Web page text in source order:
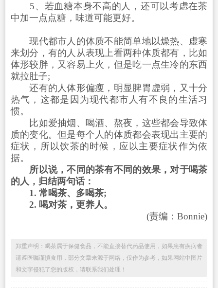
5、若血糖本身不高的人，还可以考虑在茶
中加一点点糖，味道可能更好。
现代都市人的体质不能简单地以燥热、虚寒
来划分，有的人从表现上看两种体质都有，比如
体形较胖，又容易上火，但是吃一点生冷的东西
就拉肚子;
还有的人体形偏瘦，明显脾胃虚弱，又十分
热气，这都是因为现代都市人有不良的生活习
惯。
比如爱抽烟、喝酒、熬夜，这些都会导致体
质的变化。但是每个人的体质都会表现出主要的
症状，所以饮茶的时候，应以主要症状作为依
据。
所以说，不同的茶有不同的效果，对于喝茶
的人，归结两句话：
1. 常喝茶、多喝茶;
2. 喝对茶，更养人。
(责编：Bonnie)
郑重声明：喝茶属于保健食品，不能直接替代药品使用，如果患有疾病者
请遵医嘱谨慎食用，部分文章来源于网络，仅作为参考，如果网站中图片
和文字侵犯了您的版权，请联系我们处理！